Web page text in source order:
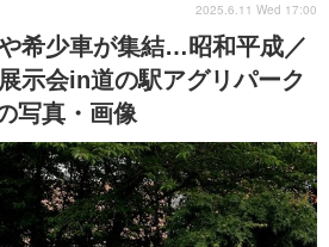
関西
沖縄
希少車が集結…昭和平成／
示会in道の駅アグリパーク
写真・画像
2025.6.11 Wed 17:00